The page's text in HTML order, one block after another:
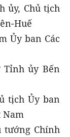
ủy, Chủ tịch
Huế
Ủy ban Các
Tỉnh ủy Bến
tịch Ủy ban
Nam
tướng Chính